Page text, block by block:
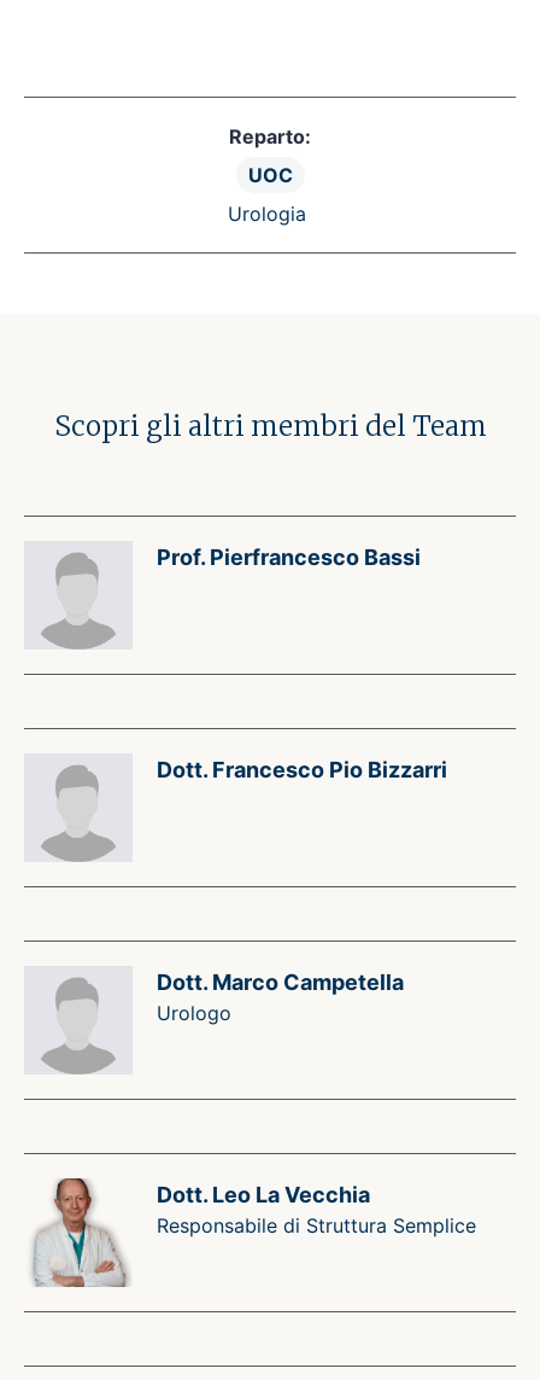
Reparto:
UOC
Urologia
Scopri gli altri membri del Team
Prof. Pierfrancesco Bassi
Dott. Francesco Pio Bizzarri
Dott. Marco Campetella
Urologo
Dott. Leo La Vecchia
Responsabile di Struttura Semplice